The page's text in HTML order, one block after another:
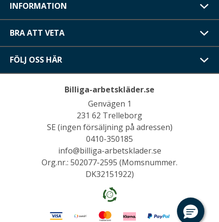
INFORMATION
BRA ATT VETA
FÖLJ OSS HÄR
Billiga-arbetskläder.se
Genvägen 1
231 62 Trelleborg
SE (ingen försäljning på adressen)
0410-350185
info@billiga-arbetsklader.se
Org.nr.: 502077-2595 (Momsnummer.
DK32151922)